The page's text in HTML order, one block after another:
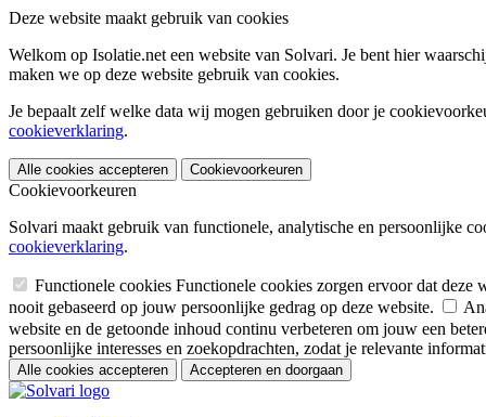
Deze website maakt gebruik van cookies
Welkom op Isolatie.net een website van Solvari. Je bent hier
maken we op deze website gebruik van cookies.
Je bepaalt zelf welke data wij mogen gebruiken door je
cookieverklaring.
Alle cookies accepteren Cookievoorkeuren
Cookievoorkeuren
Solvari maakt gebruik van functionele, analytische en persoonlijke
cookieverklaring.
Functionele cookies Functionele cookies zorgen ervoor dat deze
nooit gebaseerd op jouw persoonlijke gedrag op deze website.
website en de getoonde inhoud continu verbeteren om jouw een
persoonlijke interesses en zoekopdrachten, zodat je relevante
Alle cookies accepteren Accepteren en doorgaan